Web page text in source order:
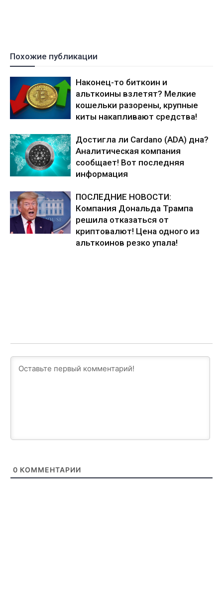
Похожие публикации
Наконец-то биткоин и
альткоины взлетят? Мелкие
кошельки разорены, крупные
киты накапливают средства!
Достигла ли Cardano (ADA) дна?
Аналитическая компания
сообщает! Вот последняя
информация
ПОСЛЕДНИЕ НОВОСТИ:
Компания Дональда Трампа
решила отказаться от
криптовалют! Цена одного из
альткоинов резко упала!
0 КОММЕНТАРИИ